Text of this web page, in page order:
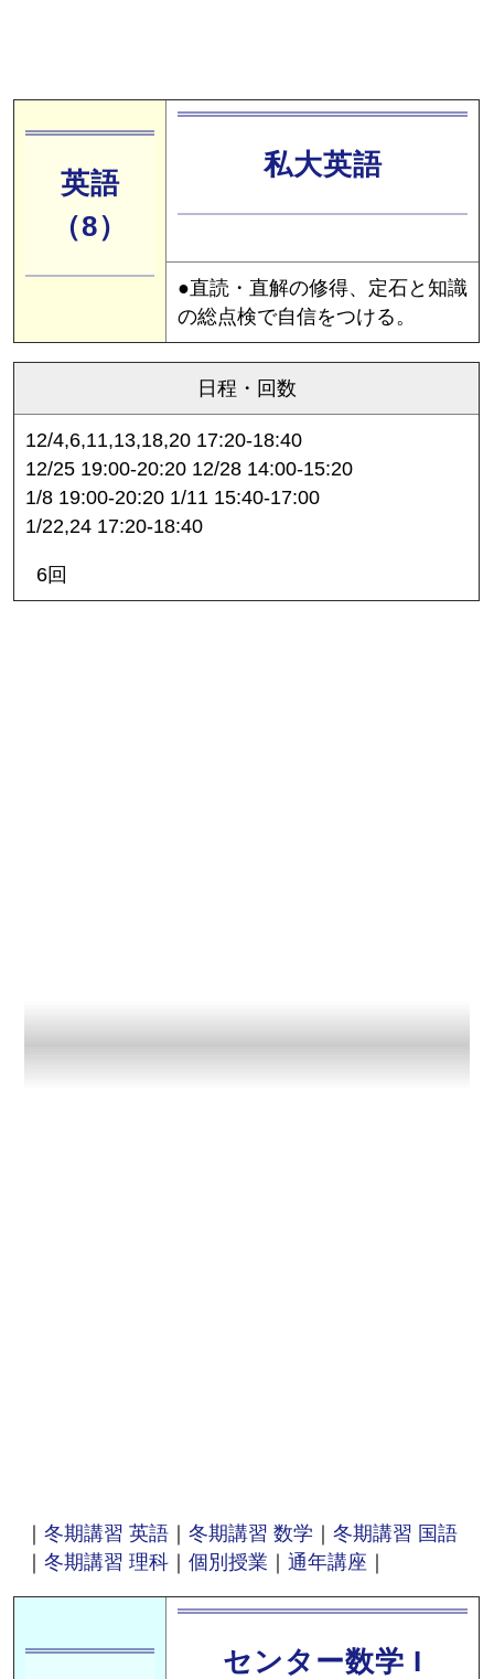
英語
（8）
私大英語
●直読・直解の修得、定石と知識
の総点検で自信をつける。
日程・回数
12/4,6,11,13,18,20 17:20-18:40
12/25 19:00-20:20 12/28 14:00-15:20
1/8 19:00-20:20 1/11 15:40-17:00
1/22,24 17:20-18:40
6回
｜冬期講習 英語 ｜冬期講習 数学 ｜冬期講習 国語
｜冬期講習 理科 ｜個別授業 ｜通年講座
センター数学 I